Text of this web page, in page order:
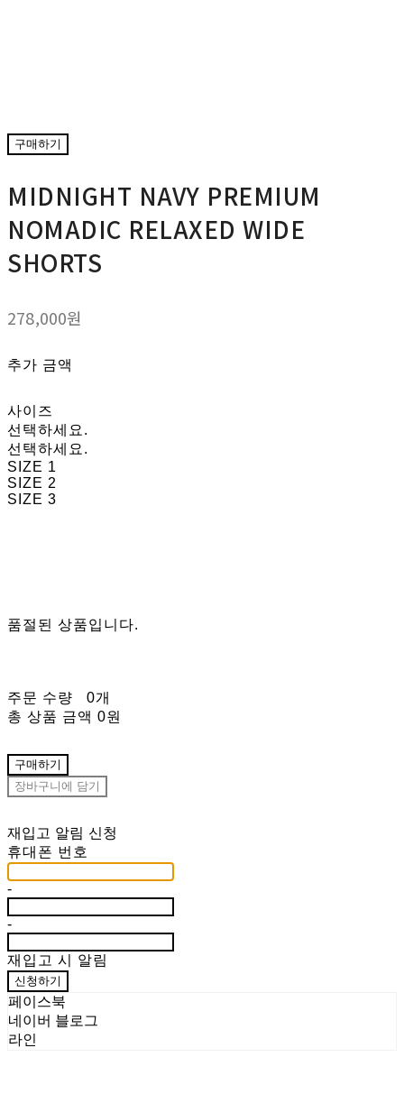
구매하기
MIDNIGHT NAVY PREMIUM
NOMADIC RELAXED WIDE
SHORTS
278,000원
추가 금액
사이즈
선택하세요.
선택하세요.
SIZE 1
SIZE 2
SIZE 3
품절된 상품입니다.
주문 수량
0개
총 상품 금액 0원
구매하기
장바구니에 담기
재입고 알림 신청
휴대폰 번호
-
-
재입고 시 알림
신청하기
페이스북
네이버 블로그
라인